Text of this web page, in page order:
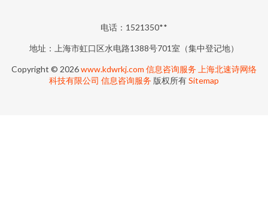
电话：1521350**
地址：上海市虹口区水电路1388号701室（集中登记地）
Copyright © 2026www.kdwrkj.com 信息咨询服务 上海北速诗网络
科技有限公司 信息咨询服务 版权所有Sitemap